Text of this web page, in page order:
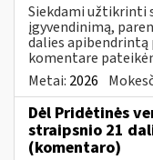
Siekdami užtikrinti
įgyvendinimą,
dalies apibendrintą
komentare
Metai: 2026
Dėl Pridėtinės
straipsnio 21
(komentaro)